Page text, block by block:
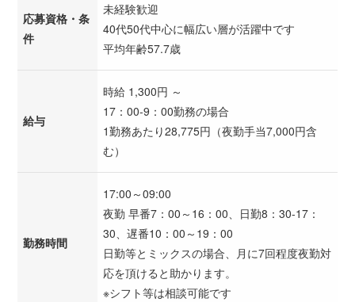
応募資格・条
件
未経験歓迎
40代50代中心に幅広い層が活躍中です
平均年齢57.7歳
給与
時給 1,300円 ～
17：00-9：00勤務の場合
1勤務あたり28,775円（夜勤手当7,000円含
む）
勤務時間
17:00～09:00
夜勤 早番7：00～16：00、日勤8：30-17：
30、遅番10：00～19：00
日勤等とミックスの場合、月に7回程度夜勤対
応を頂けると助かります。
※シフト等は相談可能です